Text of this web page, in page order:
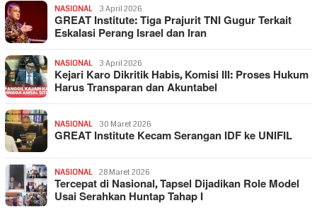
NASIONAL 3 April 2026
GREAT Institute: Tiga Prajurit TNI Gugur Terkait
Eskalasi Perang Israel dan Iran
NASIONAL 3 April 2026
Kejari Karo Dikritik Habis, Komisi III: Proses Hukum
Harus Transparan dan Akuntabel
NASIONAL 30 Maret 2026
GREAT Institute Kecam Serangan IDF ke UNIFIL
NASIONAL 28 Maret 2026
Tercepat di Nasional, Tapsel Dijadikan Role Model
Usai Serahkan Huntap Tahap I